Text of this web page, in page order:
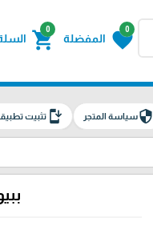
0
favorite المفضلة
0
shopping_cart
securityسياسة المتجر install_mobileتثبيت